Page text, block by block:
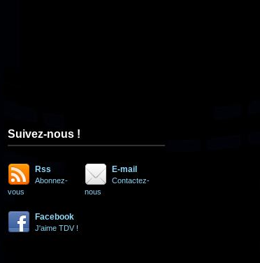
Suivez-nous !
Rss
Abonnez-
vous
E-mail
Contactez-
nous
Facebook
J'aime TDV !